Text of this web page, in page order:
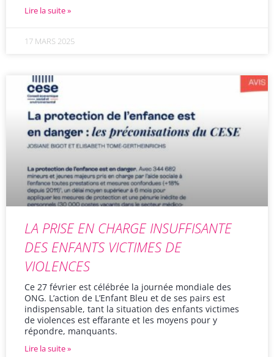
Lire la suite »
17 MARS 2025
LA PRISE EN CHARGE INSUFFISANTE
DES ENFANTS VICTIMES DE
VIOLENCES
Ce 27 février est célébrée la journée mondiale des
ONG. L’action de L’Enfant Bleu et de ses pairs est
indispensable, tant la situation des enfants victimes
de violences est effarante et les moyens pour y
répondre, manquants.
Lire la suite »